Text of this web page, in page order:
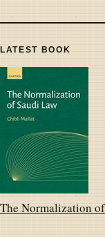
LATEST BOOK
The Normalization